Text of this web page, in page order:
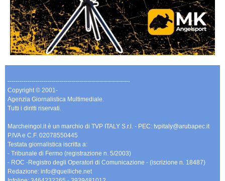
-------------------------------------------------------------
Copyright © 2001-
Agenzia Giornalistica Multimediale.
Tutti i diritti riservati.
Marcheingol.it è un marchio di TVP ITALY S.r.l. - PEC: tvpitaly@arubapec.it
P.IVA e C.F. 02078550445
Testata giornalistica iscritta a:
- Tribunale di Fermo (registrazione n. 5/2003)
- ROC -Registro degli Operatori di Comunicazione - (iscrizione n. 18487)
Redazione: info@quelliche.net